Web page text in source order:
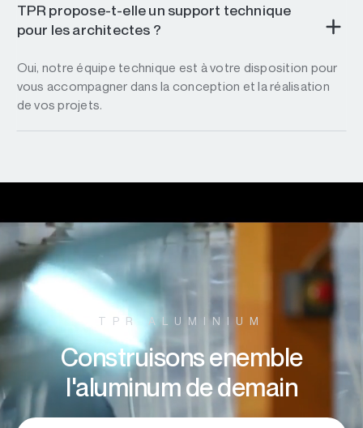
TPR propose-t-elle un support technique
pour les architectes ?
Oui, notre équipe technique est à votre disposition pour
vous accompagner dans la conception et la réalisation
de vos projets.
TPR ALUMINIUM
Construisons enemble
l'aluminum de demain